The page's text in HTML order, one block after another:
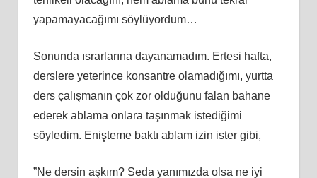
yapamayacağımı söylüyordum…
Sonunda ısrarlarına dayanamadım. Ertesi hafta,
derslere yeterince konsantre olamadığımı, yurtta
ders çalışmanın çok zor olduğunu falan bahane
ederek ablama onlara taşınmak istediğimi
söyledim. Enişteme baktı ablam izin ister gibi,
”Ne dersin aşkım? Seda yanımızda olsa ne iyi